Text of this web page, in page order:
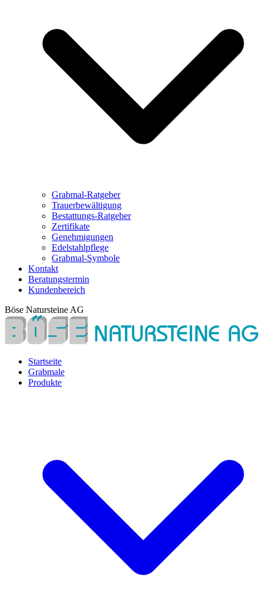
Grabmal-Ratgeber
Trauerbewältigung
Bestattungs-Ratgeber
Zertifikate
Genehmigungen
Edelstahlpflege
Grabmal-Symbole
Kontakt
Beratungstermin
Kundenbereich
Böse Natursteine AG
Startseite
Grabmale
Produkte